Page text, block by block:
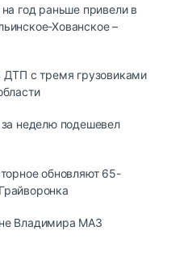
год раньше привели в
Хованское –
ДТП с тремя грузовиками
неделю подешевел
обновляют 65-
Владимира МАЗ